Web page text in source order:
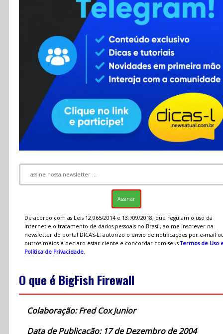
Contato
RSS
De acordo com as Leis 12.965/2014 e 13.709/2018, que regulam o uso da
Internet e o tratamento de dados pessoais no Brasil, ao me inscrever na
newsletter do portal DICAS-L, autorizo o envio de notificações por e-mail
outros meios e declaro estar ciente e concordar com seusTermos de Uso
Política de Privacidade.
O que é BigFish Firewall
Colaboração: Fred Cox Junior
Data de Publicação: 17 de Dezembro de 2004